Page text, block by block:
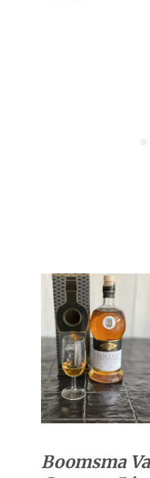
Boomsma